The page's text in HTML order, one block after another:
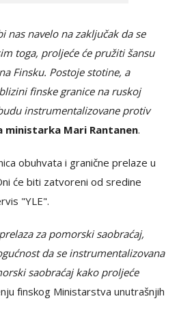
nas navelo na zaključak da se
toga, proljeće će pružiti šansu
Finsku. Postoje stotine, a
finske granice na ruskoj
instrumentalizovane protiv
ministarka Mari Rantanen.
obuhvata i granične prelaze u
će biti zatvoreni od sredine
"YLE".
za pomorski saobraćaj,
da se instrumentalizovana
saobraćaj kako proljeće
finskog Ministarstva unutrašnjih